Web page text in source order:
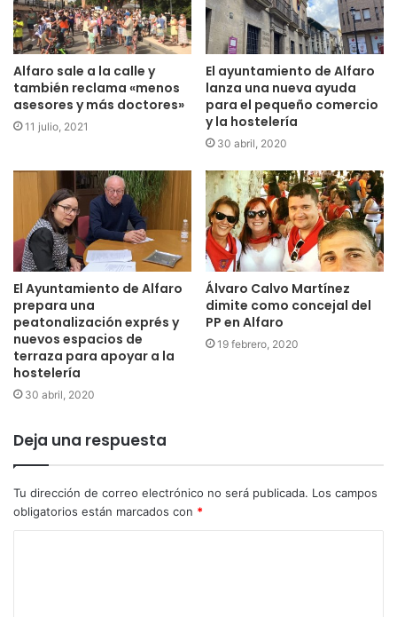
Alfaro sale a la calle y
también reclama «menos
asesores y más doctores»
11 julio, 2021
El ayuntamiento de Alfaro
lanza una nueva ayuda
para el pequeño comercio
y la hostelería
30 abril, 2020
El Ayuntamiento de Alfaro
prepara una
peatonalización exprés y
nuevos espacios de
terraza para apoyar a la
hostelería
30 abril, 2020
Álvaro Calvo Martínez
dimite como concejal del
PP en Alfaro
19 febrero, 2020
Deja una respuesta
Tu dirección de correo electrónico no será publicada. Los campos
obligatorios están marcados con *